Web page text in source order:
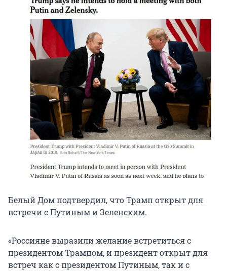
Белый Дом подтвердил, что Трамп открыт для
встречи с Путиным и Зеленским.
«Россияне выразили желание встретиться с
президентом Трампом, и президент открыт для
встреч как с президентом Путиным, так и с